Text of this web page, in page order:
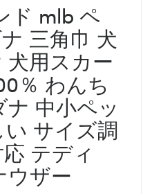
ド mlb ペ
三角巾 犬
用スカー
％ わんち
中小ペッ
い サイズ調
テディ
ウザー